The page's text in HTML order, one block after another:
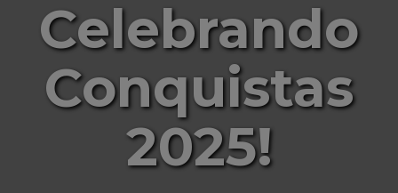
Celebrando
Conquistas
2025!